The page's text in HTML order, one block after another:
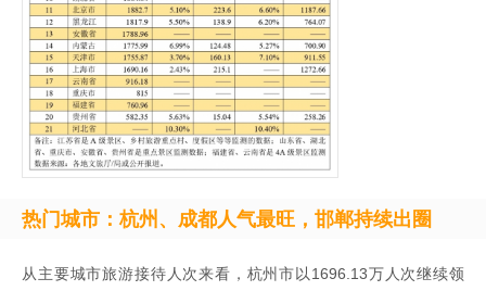
热门城市：杭州、成都人气最旺，邯郸持续出圈
从主要城市旅游接待人次来看，杭州市以1696.13万人次继续领